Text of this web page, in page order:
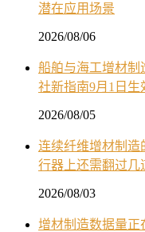
潜在应用场景
2026/08/06
船舶与海工增材制
社新指南9月1日生
2026/08/05
连续纤维增材制造
行器上还需翻过几
2026/08/03
增材制造数据量正